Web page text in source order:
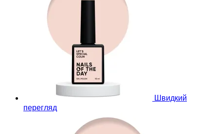
Швидкий
перегляд